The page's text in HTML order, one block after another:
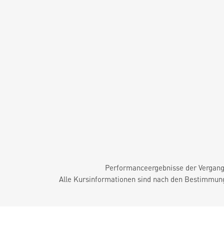
Performanceergebnisse der
Alle Kursinformationen sind nach den